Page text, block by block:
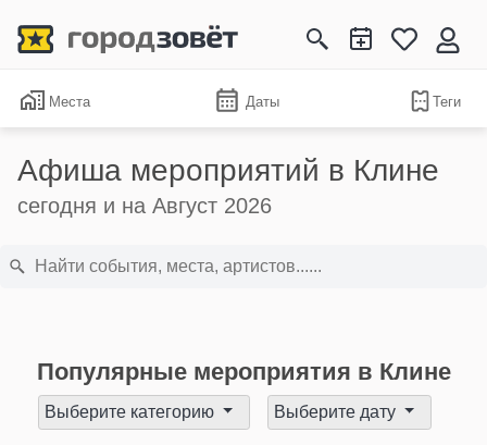
Места Даты Теги
Афиша мероприятий в Клине
сегодня и на Август 2026
Популярные мероприятия в Клине
Выберите категорию Выберите дату